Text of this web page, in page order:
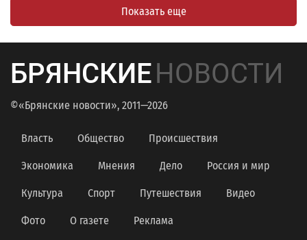
Показать еще
БРЯНСКИЕНОВОСТИ
©«Брянские новости», 2011—2026
Власть Общество Происшествия
Экономика Мнения Дело Россия и мир
Культура Спорт Путешествия Видео
Фото О газете Реклама